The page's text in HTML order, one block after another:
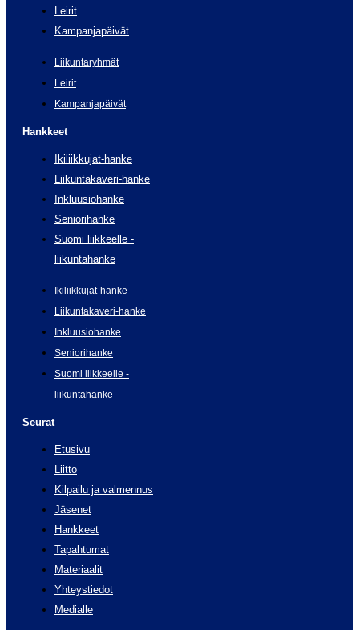
Leirit
Kampanjapäivät
Liikuntaryhmät
Leirit
Kampanjapäivät
Hankkeet
Ikiliikkujat-hanke
Liikuntakaveri-hanke
Inkluusiohanke
Seniorihanke
Suomi liikkeelle -
liikuntahanke
Ikiliikkujat-hanke
Liikuntakaveri-hanke
Inkluusiohanke
Seniorihanke
Suomi liikkeelle -
liikuntahanke
Seurat
Etusivu
Liitto
Kilpailu ja valmennus
Jäsenet
Hankkeet
Tapahtumat
Materiaalit
Yhteystiedot
Medialle